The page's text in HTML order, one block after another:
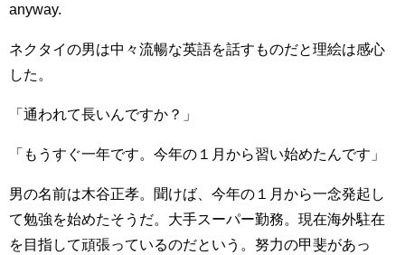
anyway.
ネクタイの男は中々流暢な英語を話すものだと理絵は感心
した。
「通われて長いんですか？」
「もうすぐ一年です。今年の１月から習い始めたんです」
男の名前は木谷正孝。聞けば、今年の１月から一念発起し
て勉強を始めたそうだ。大手スーパー勤務。現在海外駐在
を目指して頑張っているのだという。努力の甲斐があっ